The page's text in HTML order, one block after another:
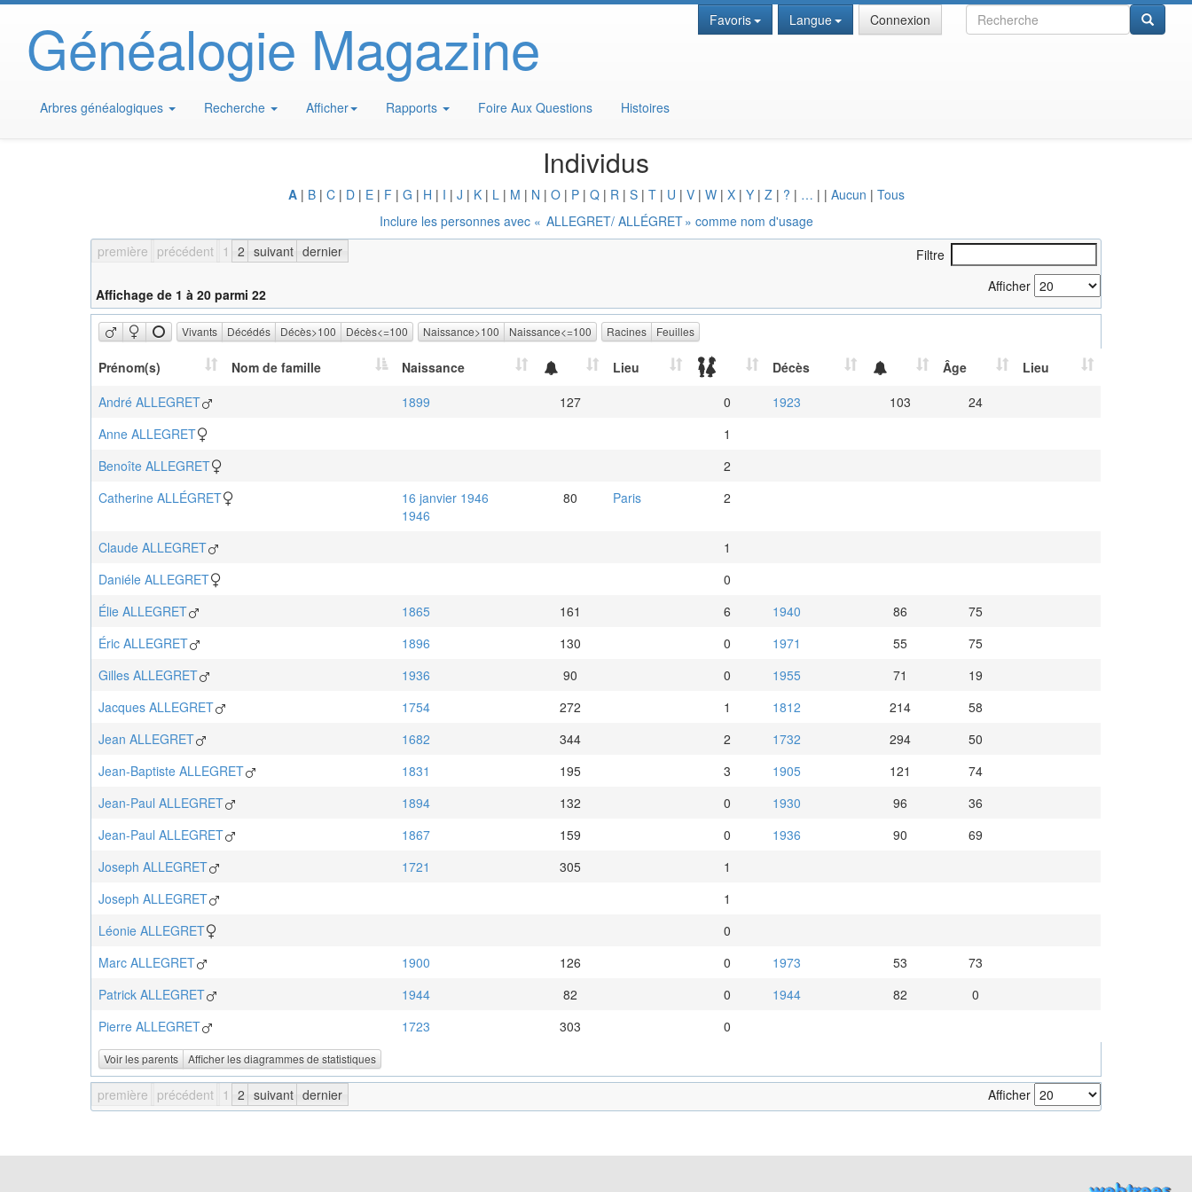
Généalogie Magazine Recherche
Favoris Langue Connexion
Arbres généalogiques Recherche Afficher Rapports Foire Aux Questions Histoires
Individus
A| B| C| D| E| F | G | H | I | J | K| L| M | N | O| P| Q| R| S| T| U | V| W| X| Y| Z| ? | … | | Aucun | Tous
Inclure les personnes avec « ALLEGRET/ ALLÉGRET» comme nom d'usage
première précédent 1 2 suivant dernier Filtre
Affichage de 1 à 20 parmi 22 Afficher
Vivants Décédés Décès>100 Décès<=100 Naissance>100 Naissance<=100 Racines Feuilles
Prénom(s) Nom de famille Naissance Lieu Décès Âge Lieu
Voir les parents Afficher les diagrammes de statistiques
André ALLEGRET 1899 127 0 1923 103
24
Anne ALLEGRET
1
Benoîte ALLEGRET
2
Catherine ALLÉGRET
16 janvier 1946
1946
80 Paris 2
Claude ALLEGRET
1
Daniéle ALLEGRET
0
Élie ALLEGRET 1865 161 6 1940 86
75
Éric ALLEGRET 1896 130 0 1971 55
75
Gilles ALLEGRET 1936 90 0 1955 71
19
Jacques ALLEGRET 1754 272 1 1812 214
58
Jean ALLEGRET 1682 344 2 1732 294
50
Jean-Baptiste ALLEGRET 1831 195 3 1905 121
74
Jean-Paul ALLEGRET 1894 132 0 1930 96
36
Jean-Paul ALLEGRET 1867 159 0 1936 90
69
Joseph ALLEGRET 1721 305
1
Joseph ALLEGRET
1
Léonie ALLEGRET
0
Marc ALLEGRET 1900 126 0 1973 53
73
Patrick ALLEGRET 1944 82 0 1944 82
0
Pierre ALLEGRET 1723 303 0
première précédent 1 2 suivant dernier Afficher